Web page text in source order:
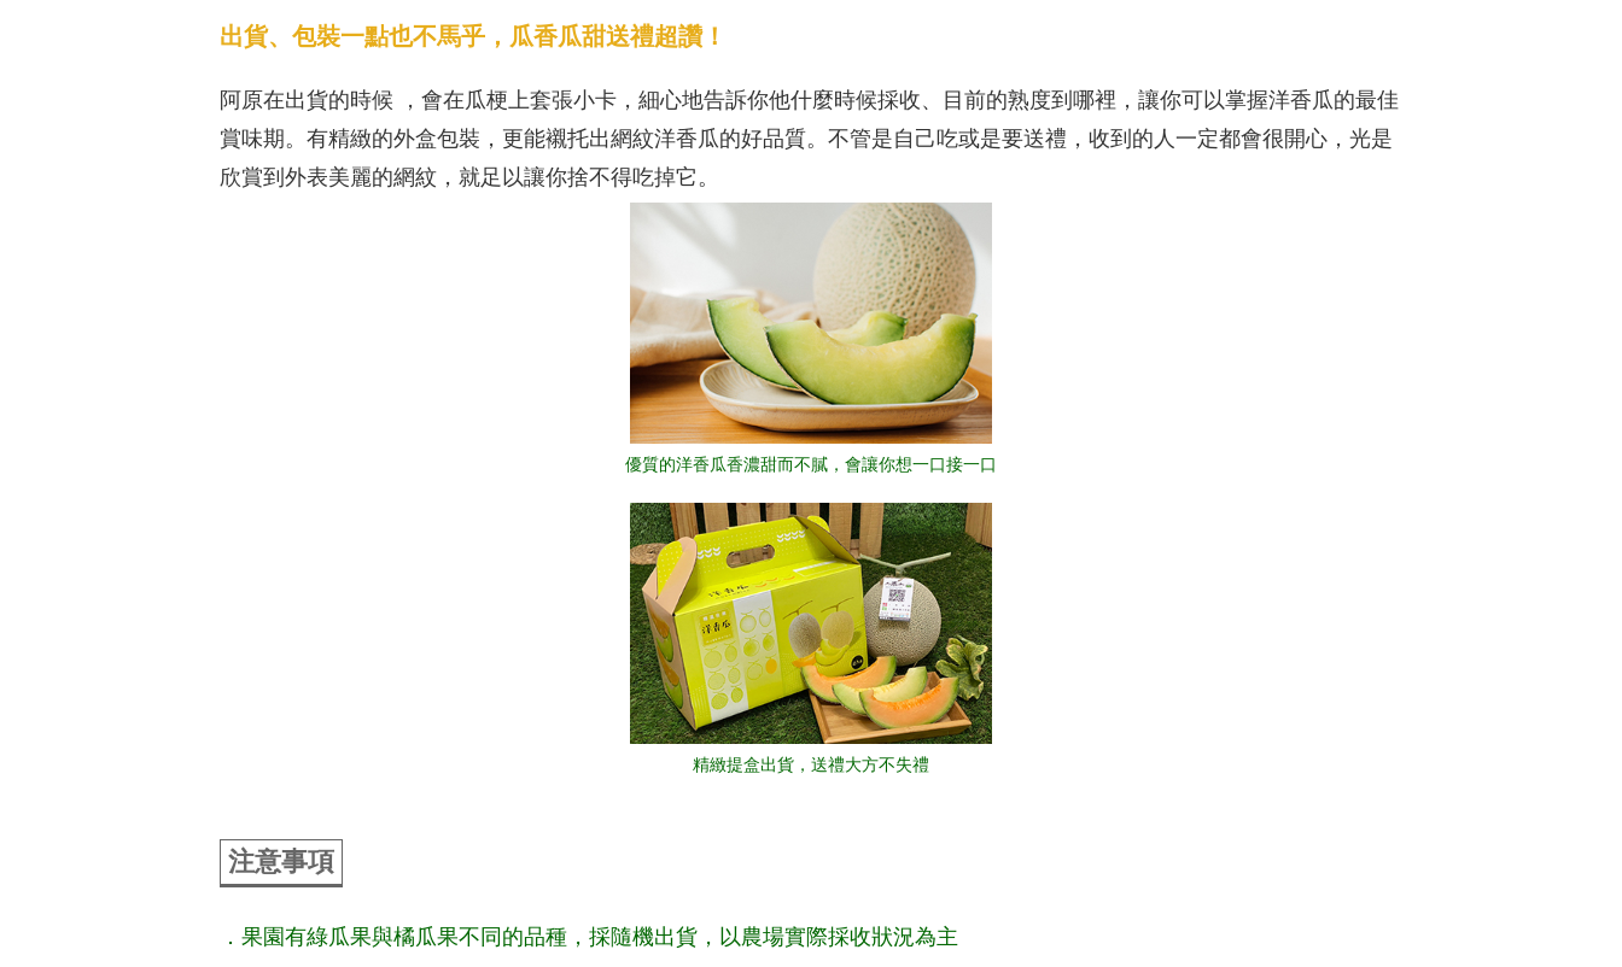
出貨、包裝一點也不馬乎，瓜香瓜甜送禮超讚！
阿原在出貨的時候 ，會在瓜梗上套張小卡，細心地告訴你他什麼時候採收、目前的熟度到哪裡，讓你可以掌握洋香瓜的最佳
賞味期。有精緻的外盒包裝，更能襯托出網紋洋香瓜的好品質。不管是自己吃或是要送禮，收到的人一定都會很開心，光是
欣賞到外表美麗的網紋，就足以讓你捨不得吃掉它。
優質的洋香瓜香濃甜而不膩，會讓你想一口接一口
精緻提盒出貨，送禮大方不失禮
注意事項
．果園有綠瓜果與橘瓜果不同的品種，採隨機出貨，以農場實際採收狀況為主